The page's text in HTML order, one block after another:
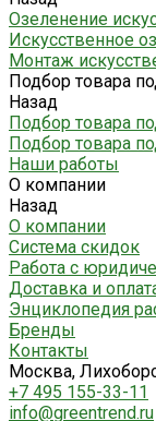
Озеленение
Искусственное
Монтаж
Подбор товара
Назад
Подбор товара
Подбор товара
Наши работы
О компании
Назад
О компании
Система скидок
Работа с
Доставка и
Энциклопедия
Бренды
Контакты
Москва,
+7 495 155-33-11
info@greentrend.ru